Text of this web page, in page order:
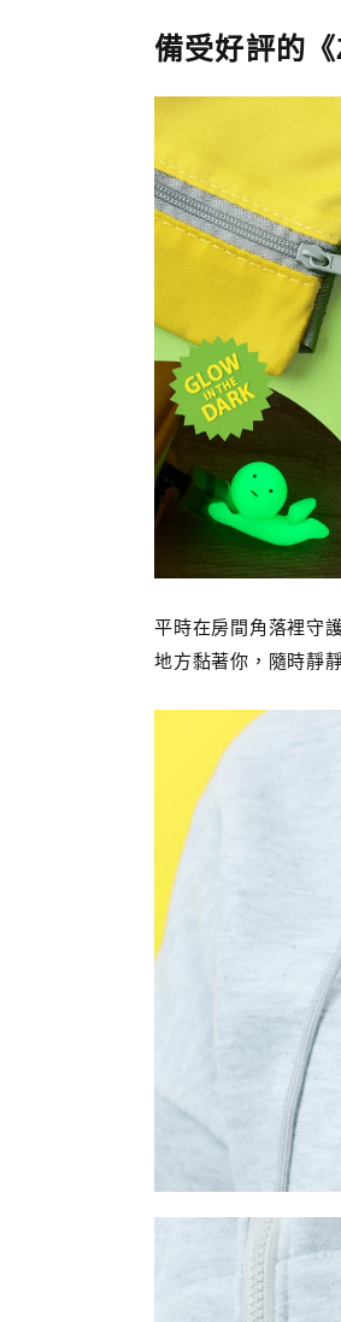
備受好評的
平時在房間角落裡守
地方黏著你，隨時靜